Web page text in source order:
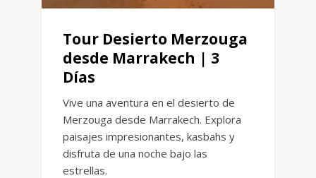
Tour Desierto Merzouga
desde Marrakech | 3
Días
Vive una aventura en el desierto de
Merzouga desde Marrakech. Explora
paisajes impresionantes, kasbahs y
disfruta de una noche bajo las
estrellas.